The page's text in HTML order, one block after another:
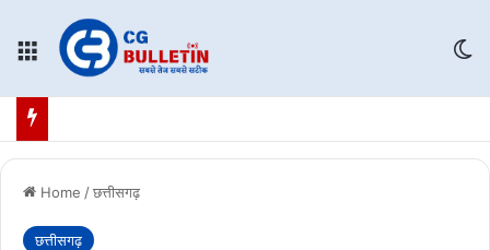
Menu
Home /छत्तीसगढ़
छत्तीसगढ़